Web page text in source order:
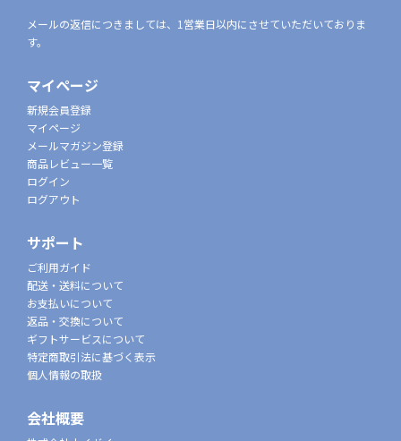
メールの返信につきましては、1営業日以内にさせていただいておりま
す。
マイページ
新規会員登録
マイページ
メールマガジン登録
商品レビュー一覧
ログイン
ログアウト
サポート
ご利用ガイド
配送・送料について
お支払いについて
返品・交換について
ギフトサービスについて
特定商取引法に基づく表示
個人情報の取扱
会社概要